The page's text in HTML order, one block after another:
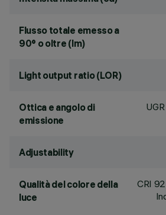
Flusso totale emesso a
90° o oltre (lm)
Light output ratio (LOR)
Ottica e angolo di
emissione
Adjustability
Qualità del colore della
luce
CRI 92